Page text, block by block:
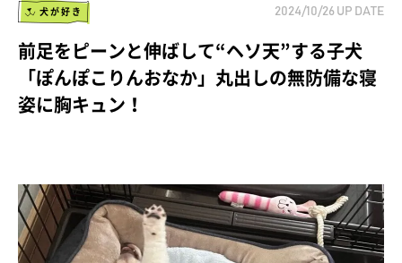
犬が好き 2024/10/26 UP DATE
前足をピーンと伸ばして“ヘソ天”する子犬
「ぽんぽこりんおなか」丸出しの無防備な寝
姿に胸キュン！